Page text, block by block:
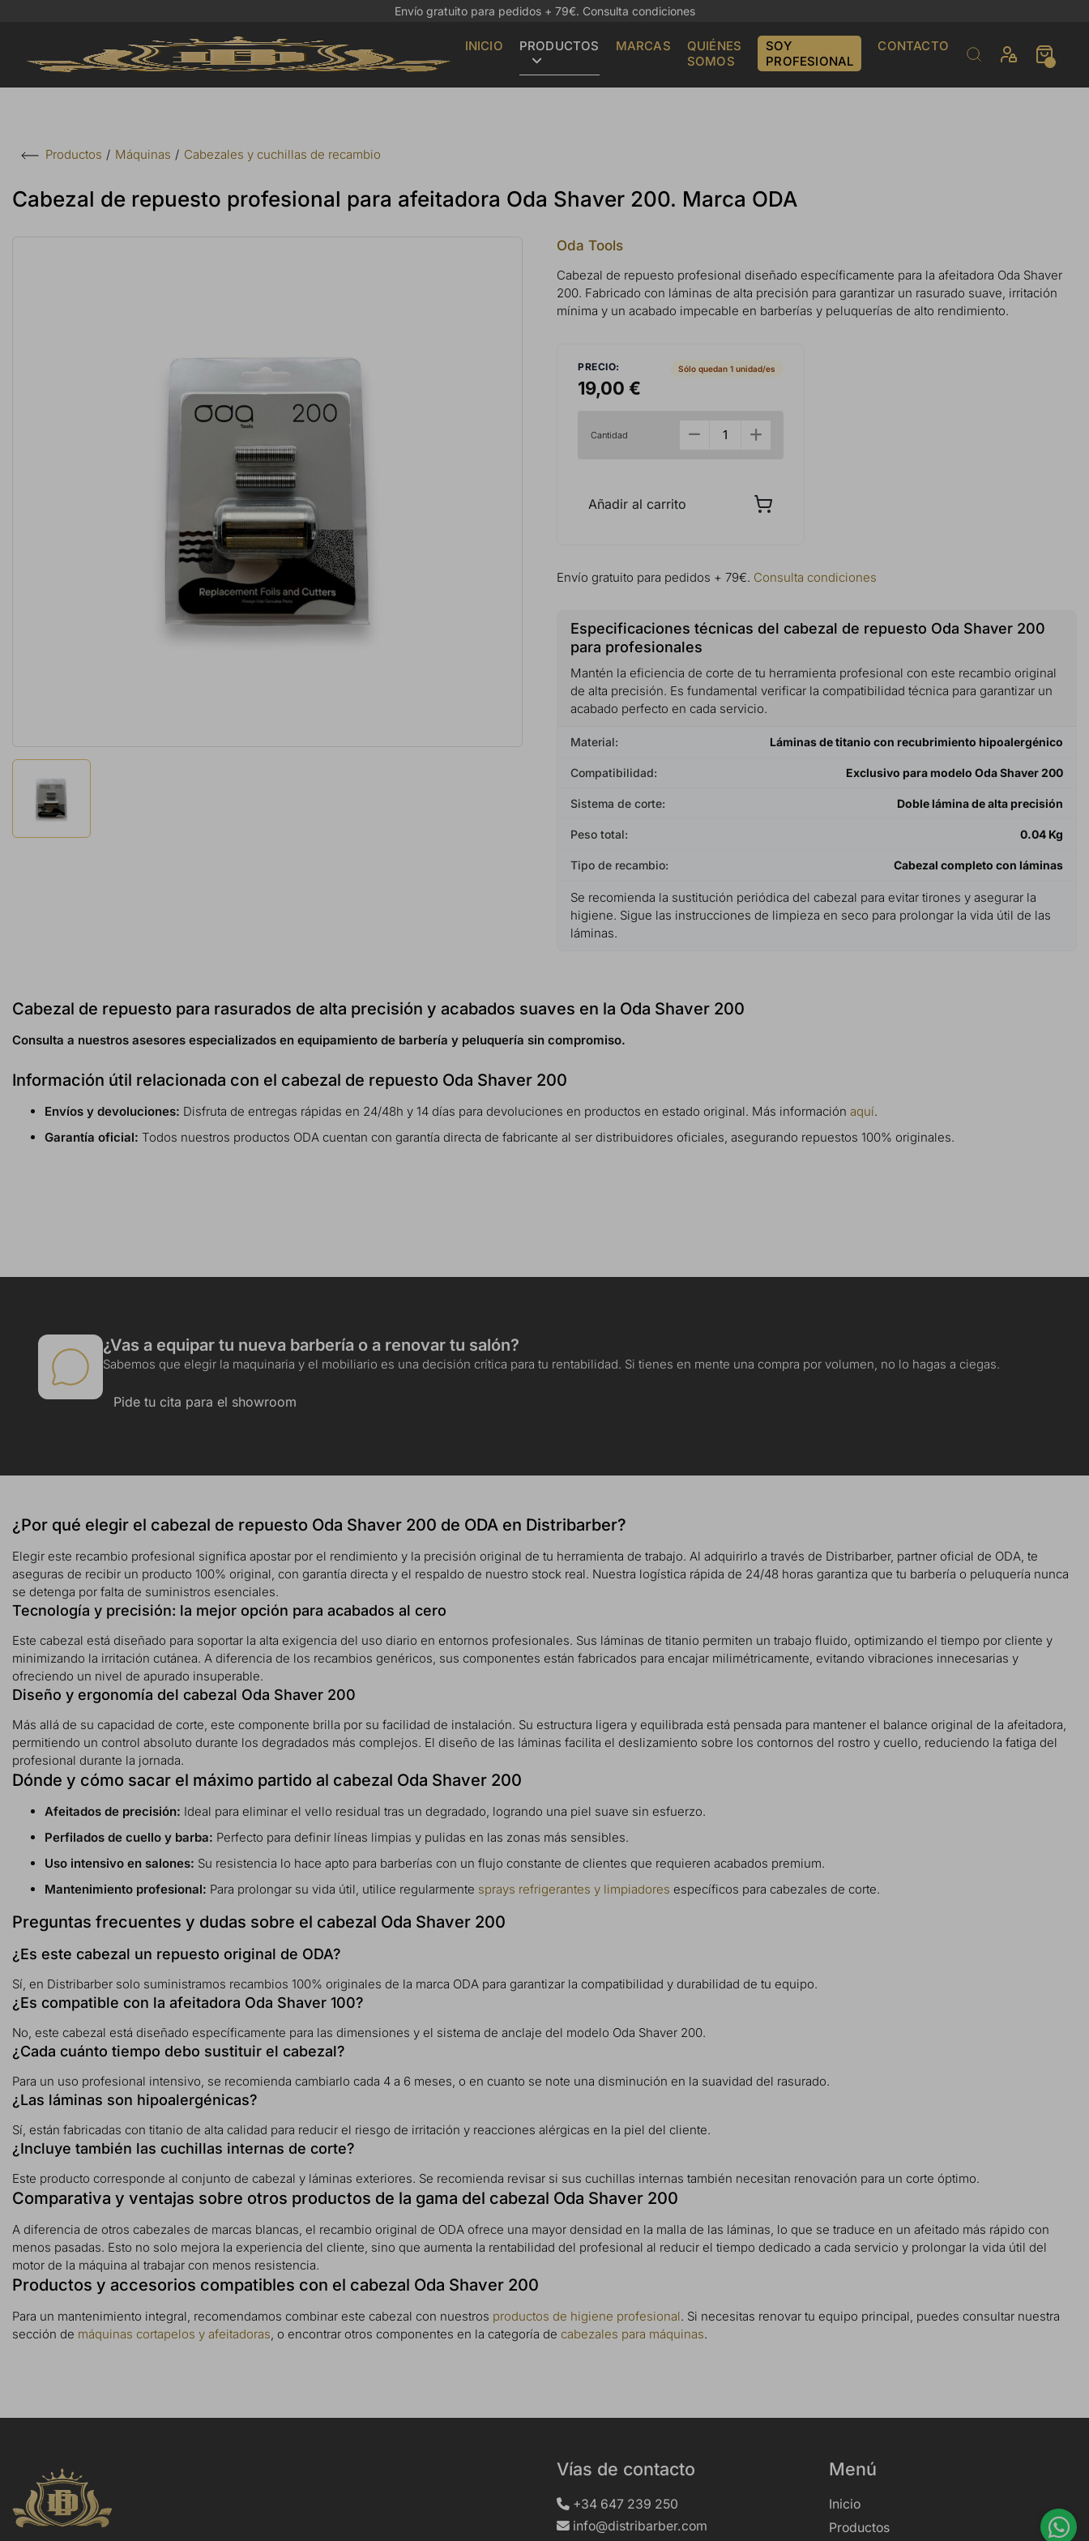
Envío gratuito para pedidos + 79€. Consulta condiciones
INICIO PRODUCTOS MARCAS
QUIÉNES
SOMOS
SOY
PROFESIONAL
CONTACTO
Productos Máquinas Cabezales y cuchillas de recambio
Cabezal de repuesto profesional para afeitadora Oda Shaver 200. Marca ODA
Oda Tools
Cabezal de repuesto profesional diseñado específicamente para la afeitadora Oda Shaver
200. Fabricado con láminas de alta precisión para garantizar un rasurado suave, irritación
mínima y un acabado impecable en barberías y peluquerías de alto rendimiento.
PRECIO:
19,00 €
Sólo quedan 1 unidad/es
Cantidad
Añadir al carrito
Envío gratuito para pedidos + 79€. Consulta condiciones
Especificaciones técnicas del cabezal de repuesto Oda Shaver 200
para profesionales
Mantén la eficiencia de corte de tu herramienta profesional con este recambio original
de alta precisión. Es fundamental verificar la compatibilidad técnica para garantizar un
acabado perfecto en cada servicio.
Material: Láminas de titanio con recubrimiento hipoalergénico
Compatibilidad: Exclusivo para modelo Oda Shaver 200
Sistema de corte: Doble lámina de alta precisión
Peso total: 0.04 Kg
Tipo de recambio: Cabezal completo con láminas
Se recomienda la sustitución periódica del cabezal para evitar tirones y asegurar la
higiene. Sigue las instrucciones de limpieza en seco para prolongar la vida útil de las
láminas.
Cabezal de repuesto para rasurados de alta precisión y acabados suaves en la Oda Shaver 200
Consulta a nuestros asesores especializados en equipamiento de barbería y peluquería sin compromiso.
Información útil relacionada con el cabezal de repuesto Oda Shaver 200
Envíos y devoluciones: Disfruta de entregas rápidas en 24/48h y 14 días para devoluciones en productos en estado original. Más información aquí.
Garantía oficial: Todos nuestros productos ODA cuentan con garantía directa de fabricante al ser distribuidores oficiales, asegurando repuestos 100% originales.
¿Vas a equipar tu nueva barbería o a renovar tu salón?
Sabemos que elegir la maquinaria y el mobiliario es una decisión crítica para tu rentabilidad. Si tienes en mente una compra por volumen, no lo hagas a ciegas.
Pide tu cita para el showroom
¿Por qué elegir el cabezal de repuesto Oda Shaver 200 de ODA en Distribarber?
Elegir este recambio profesional significa apostar por el rendimiento y la precisión original de tu herramienta de trabajo. Al adquirirlo a través de Distribarber, partner oficial de ODA, te
aseguras de recibir un producto 100% original, con garantía directa y el respaldo de nuestro stock real. Nuestra logística rápida de 24/48 horas garantiza que tu barbería o peluquería nunca
se detenga por falta de suministros esenciales.
Tecnología y precisión: la mejor opción para acabados al cero
Este cabezal está diseñado para soportar la alta exigencia del uso diario en entornos profesionales. Sus láminas de titanio permiten un trabajo fluido, optimizando el tiempo por cliente y
minimizando la irritación cutánea. A diferencia de los recambios genéricos, sus componentes están fabricados para encajar milimétricamente, evitando vibraciones innecesarias y
ofreciendo un nivel de apurado insuperable.
Diseño y ergonomía del cabezal Oda Shaver 200
Más allá de su capacidad de corte, este componente brilla por su facilidad de instalación. Su estructura ligera y equilibrada está pensada para mantener el balance original de la afeitadora,
permitiendo un control absoluto durante los degradados más complejos. El diseño de las láminas facilita el deslizamiento sobre los contornos del rostro y cuello, reduciendo la fatiga del
profesional durante la jornada.
Dónde y cómo sacar el máximo partido al cabezal Oda Shaver 200
Afeitados de precisión: Ideal para eliminar el vello residual tras un degradado, logrando una piel suave sin esfuerzo.
Perfilados de cuello y barba: Perfecto para definir líneas limpias y pulidas en las zonas más sensibles.
Uso intensivo en salones: Su resistencia lo hace apto para barberías con un flujo constante de clientes que requieren acabados premium.
Mantenimiento profesional: Para prolongar su vida útil, utilice regularmente sprays refrigerantes y limpiadores específicos para cabezales de corte.
Preguntas frecuentes y dudas sobre el cabezal Oda Shaver 200
¿Es este cabezal un repuesto original de ODA?
Sí, en Distribarber solo suministramos recambios 100% originales de la marca ODA para garantizar la compatibilidad y durabilidad de tu equipo.
¿Es compatible con la afeitadora Oda Shaver 100?
No, este cabezal está diseñado específicamente para las dimensiones y el sistema de anclaje del modelo Oda Shaver 200.
¿Cada cuánto tiempo debo sustituir el cabezal?
Para un uso profesional intensivo, se recomienda cambiarlo cada 4 a 6 meses, o en cuanto se note una disminución en la suavidad del rasurado.
¿Las láminas son hipoalergénicas?
Sí, están fabricadas con titanio de alta calidad para reducir el riesgo de irritación y reacciones alérgicas en la piel del cliente.
¿Incluye también las cuchillas internas de corte?
Este producto corresponde al conjunto de cabezal y láminas exteriores. Se recomienda revisar si sus cuchillas internas también necesitan renovación para un corte óptimo.
Comparativa y ventajas sobre otros productos de la gama del cabezal Oda Shaver 200
A diferencia de otros cabezales de marcas blancas, el recambio original de ODA ofrece una mayor densidad en la malla de las láminas, lo que se traduce en un afeitado más rápido con
menos pasadas. Esto no solo mejora la experiencia del cliente, sino que aumenta la rentabilidad del profesional al reducir el tiempo dedicado a cada servicio y prolongar la vida útil del
motor de la máquina al trabajar con menos resistencia.
Productos y accesorios compatibles con el cabezal Oda Shaver 200
Para un mantenimiento integral, recomendamos combinar este cabezal con nuestros productos de higiene profesional. Si necesitas renovar tu equipo principal, puedes consultar nuestra
sección de máquinas cortapelos y afeitadoras, o encontrar otros componentes en la categoría de cabezales para máquinas.
Vías de contacto
+34 647 239 250
info@distribarber.com
Menú
Inicio
Productos